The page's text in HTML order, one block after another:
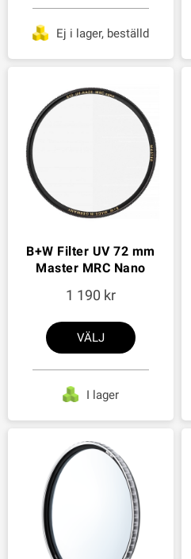
Ej i lager, beställd
B+W Filter UV 72 mm
Master MRC Nano
1 190
VÄLJ
I lager